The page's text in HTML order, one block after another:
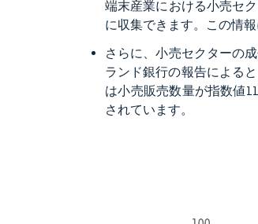
端末産業における小売セ
に収集できます。この情
さらに、小売セクターの
ランド銀行の報告による
は小売販売数量が指数値
されています。